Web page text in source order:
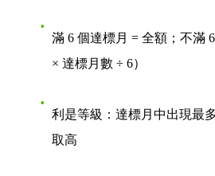
滿 6 個達標月 = 全額；不滿
× 達標月數 ÷ 6）
利是等級：達標月中出現最
取高